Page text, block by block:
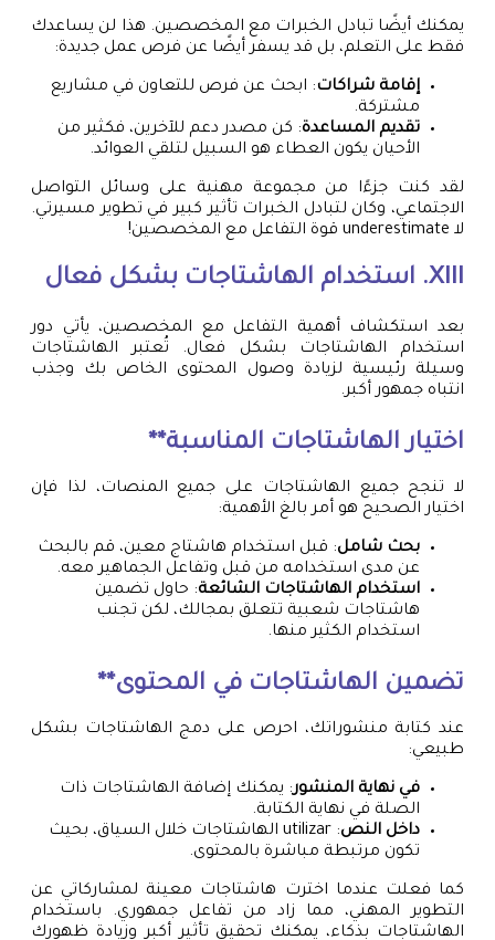
يمكنك أيضًا تبادل الخبرات مع المخصصين. هذا لن يساعدك
فقط على التعلم، بل قد يسفر أيضًا عن فرص عمل جديدة:
إقامة شراكات: ابحث عن فرص للتعاون في مشاريع
مشتركة.
تقديم المساعدة: كن مصدر دعم للآخرين، فكثير من
الأحيان يكون العطاء هو السبيل لتلقي العوائد.
لقد كنت جزءًا من مجموعة مهنية على وسائل التواصل
الاجتماعي، وكان لتبادل الخبرات تأثير كبير في تطوير مسيرتي.
لا underestimate قوة التفاعل مع المخصصين!
XIII. استخدام الهاشتاجات بشكل فعال
بعد استكشاف أهمية التفاعل مع المخصصين، يأتي دور
استخدام الهاشتاجات بشكل فعال. تُعتبر الهاشتاجات
وسيلة رئيسية لزيادة وصول المحتوى الخاص بك وجذب
انتباه جمهور أكبر.
اختيار الهاشتاجات المناسبة**
لا تنجح جميع الهاشتاجات على جميع المنصات، لذا فإن
اختيار الصحيح هو أمر بالغ الأهمية:
بحث شامل: قبل استخدام هاشتاج معين، قم بالبحث
عن مدى استخدامه من قبل وتفاعل الجماهير معه.
استخدام الهاشتاجات الشائعة: حاول تضمين
هاشتاجات شعبية تتعلق بمجالك، لكن تجنب
استخدام الكثير منها.
تضمين الهاشتاجات في المحتوى**
عند كتابة منشوراتك، احرص على دمج الهاشتاجات بشكل
طبيعي:
في نهاية المنشور: يمكنك إضافة الهاشتاجات ذات
الصلة في نهاية الكتابة.
داخل النص
: utilizar الهاشتاجات خلال السياق، بحيث
تكون مرتبطة مباشرة بالمحتوى.
كما فعلت عندما اخترت هاشتاجات معينة لمشاركاتي عن
التطوير المهني، مما زاد من تفاعل جمهوري. باستخدام
الهاشتاجات بذكاء، يمكنك تحقيق تأثير أكبر وزيادة ظهورك